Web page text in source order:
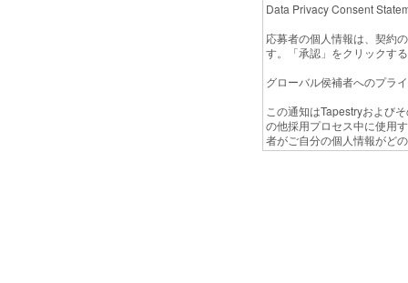
Data Privacy Consent
応募者の個人情報は、契約
す。「承認」をクリックす
グローバル侯補者へのプラ
この通知はTapestryおよび
の他採用プロセス中に使用
者がご自分の個人情報がど
剣に捉えています。
この通知は、 EU域内に居
ション1、2、3が適用され
Tapestryは業務を行う国に
加え、セクション5の規定
ン5の規定が優先して適用